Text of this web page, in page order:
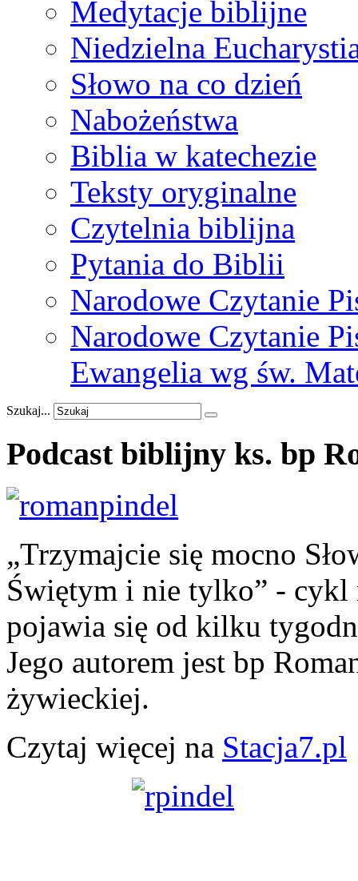
Medytacje biblijne
Niedzielna
Słowo na co dzień
Nabożeństwa
Biblia w katechezie
Teksty oryginalne
Czytelnia biblijna
Pytania do Biblii
Narodowe Czytanie
Narodowe Czytanie
Ewangelia wg św.
Szukaj...
Podcast biblijny ks. bp
„Trzymajcie się mocno
Świętym i nie tylko” - cykl
pojawia się od kilku
Jego autorem jest bp
żywieckiej.
Czytaj więcej na Stacja7.pl